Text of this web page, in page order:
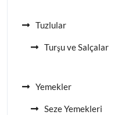
Tuzlular
Turşu ve Salçalar
Yemekler
Seze Yemekleri